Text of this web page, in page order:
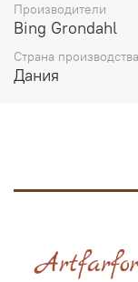
Производители
Bing Grondahl
Страна производства
Дания